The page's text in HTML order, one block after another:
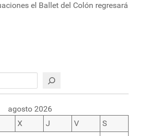
el Ballet del Colón regresará
Buscar
agosto 2026
X J V
S